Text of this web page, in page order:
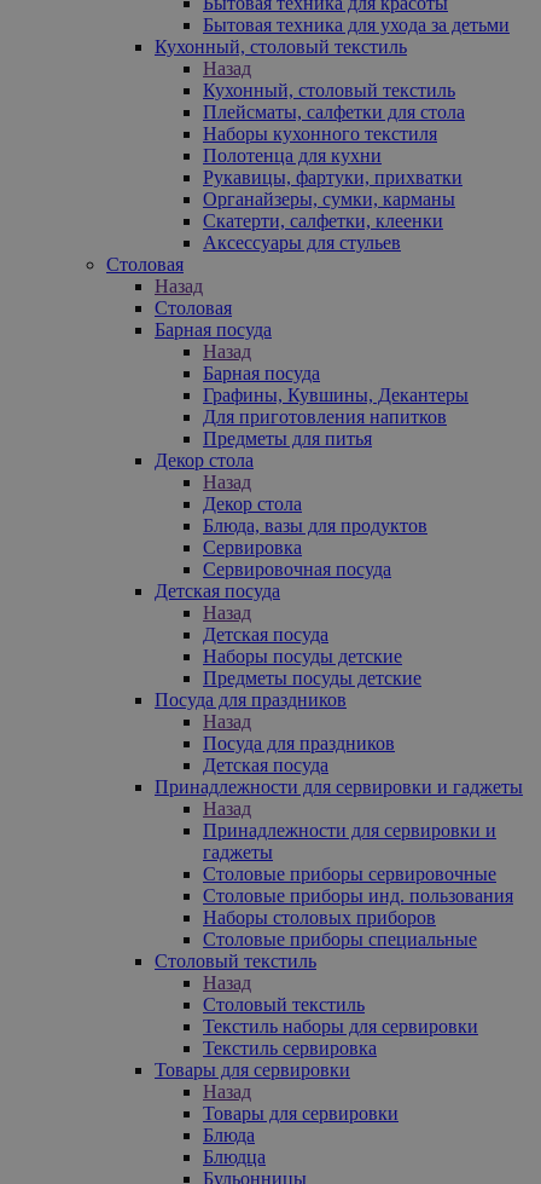
Бытовая техника для ухода за детьми
Кухонный, столовый текстиль
Назад
Кухонный, столовый текстиль
Плейсматы, салфетки для стола
Наборы кухонного текстиля
Полотенца для кухни
Рукавицы, фартуки, прихватки
Органайзеры, сумки, карманы
Скатерти, салфетки, клеенки
Аксессуары для стульев
Столовая
Назад
Столовая
Барная посуда
Назад
Барная посуда
Графины, Кувшины, Декантеры
Для приготовления напитков
Предметы для питья
Декор стола
Назад
Декор стола
Блюда, вазы для продуктов
Сервировка
Сервировочная посуда
Детская посуда
Назад
Детская посуда
Наборы посуды детские
Предметы посуды детские
Посуда для праздников
Назад
Посуда для праздников
Детская посуда
Принадлежности для сервировки и гаджеты
Назад
Принадлежности для сервировки и
гаджеты
Столовые приборы сервировочные
Столовые приборы инд. пользования
Наборы столовых приборов
Столовые приборы специальные
Столовый текстиль
Назад
Столовый текстиль
Текстиль наборы для сервировки
Текстиль сервировка
Товары для сервировки
Назад
Товары для сервировки
Блюда
Блюдца
Бульонницы